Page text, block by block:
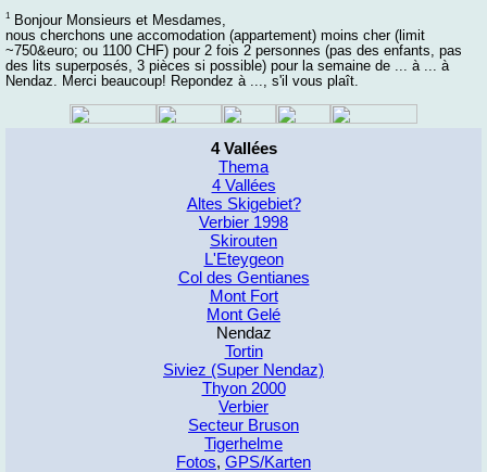
1
Bon­jour Mon­sieurs et Mes­da­mes,
nous cher­chons une ac­co­mo­da­ti­on (ap­par­te­ment) moins cher (li­mit
~750&eu­ro; ou 1100 CHF) pour 2 fois 2 per­son­nes (pas des en­fants, pas
des lits su­per­posés, 3 piè­ces si pos­si­ble) pour la se­mai­ne de ... à ... à
Nen­daz. Mer­ci be­au­coup! Re­pon­dez à ..., s'il vous plaît.
4 Vallées
Thema
4 Vallées
Altes Skigebiet?
Verbier 1998
Skirouten
L'Eteygeon
Col des Gentianes
Mont Fort
Mont Gelé
Nendaz
Tortin
Siviez (Super Nendaz)
Thyon 2000
Verbier
Secteur Bruson
Tigerhelme
Fotos, GPS/Karten